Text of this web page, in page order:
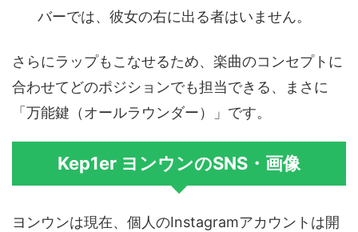
バーでは、彼女の右に出る者はいません。
さらにラップもこなせるため、楽曲のコンセプトに
合わせてどのポジションでも担当できる、まさに
「万能鍵（オールラウンダー）」です。
Kep1er ヨンウンのSNS・画像
ヨンウンは現在、個人のInstagramアカウントは開